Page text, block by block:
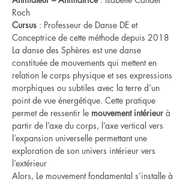
Roch
Cursus : Professeur de Danse DE et
Conceptrice de cette méthode depuis 2018
La danse des Sphères est une danse
constituée de mouvements qui mettent en
relation le corps physique et ses expressions
morphiques ou subtiles avec la terre d’un
point de vue énergétique. Cette pratique
permet de ressentir le mouvement intérieur à
partir de l’axe du corps, l’axe vertical vers
l’expansion universelle permettant une
exploration de son univers intérieur vers
l’extérieur
Alors, Le mouvement fondamental s’installe à